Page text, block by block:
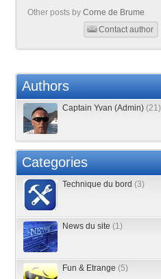
Other posts byCorne de Brume
Contact author
Authors
Captain Yvan (Admin) (21)
Categories
Technique du bord (3)
News du site (1)
Fun & Etrange (5)